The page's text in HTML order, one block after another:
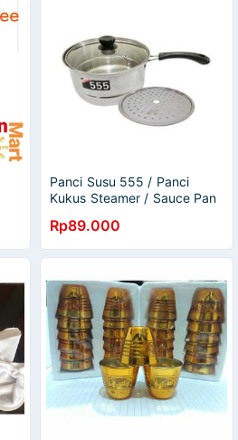
Panci Susu 555 / Panci
Kukus Steamer / Sauce Pan
Rp89.000